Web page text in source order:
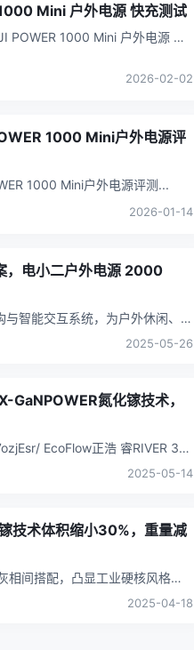
Mini 户外电源 快充测试
POWER 1000 Mini 户外电源 快
2026-02-02
1000 Mini户外电源评
1000 Mini户外电源评测...
2026-01-14
，电小二户外电源 2000
智能交互系统，为户外休闲、应
两度电品类中无疑是一款避不开的
2025-05-26
氮化镓技术，
EcoFlow正浩 睿RIVER 3
2025-05-14
技术体积缩小30%，重量减
相间搭配，凸显工业硬核风格；
电量、剩余使用时间， ...
2025-04-18